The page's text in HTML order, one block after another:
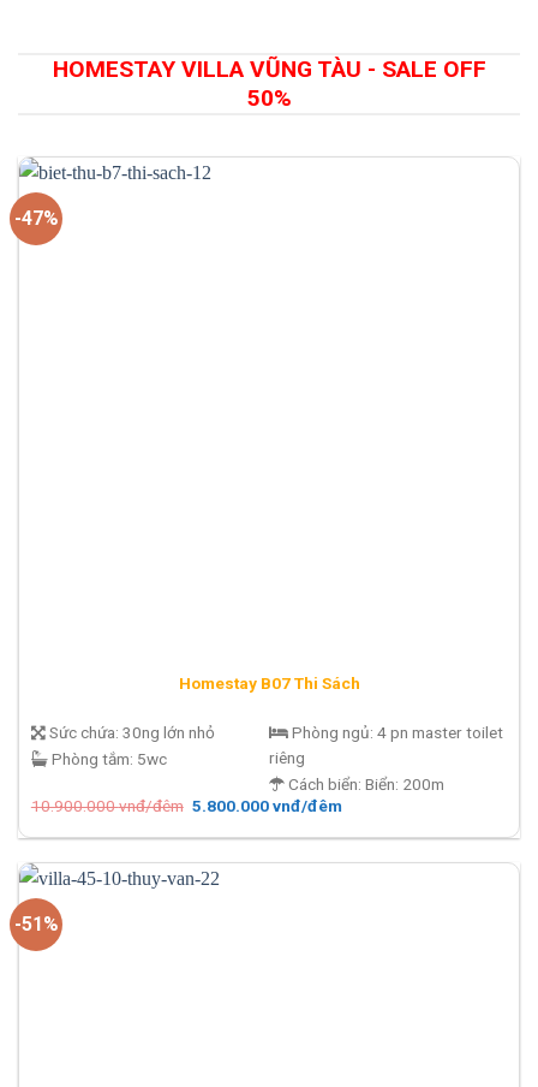
HOMESTAY VILLA VŨNG TÀU - SALE OFF
50%
-47%
Homestay B07 Thi Sách
Sức chứa: 30ng lớn nhỏ
Phòng tắm: 5wc
Phòng ngủ: 4 pn master toilet
riêng
Cách biển: Biển: 200m
10.900.000vnđ/đêm Giá
là:
đêm.
5.800.000vnđ/đêmGiá
tại
5.800.000 vnđ/
-51%